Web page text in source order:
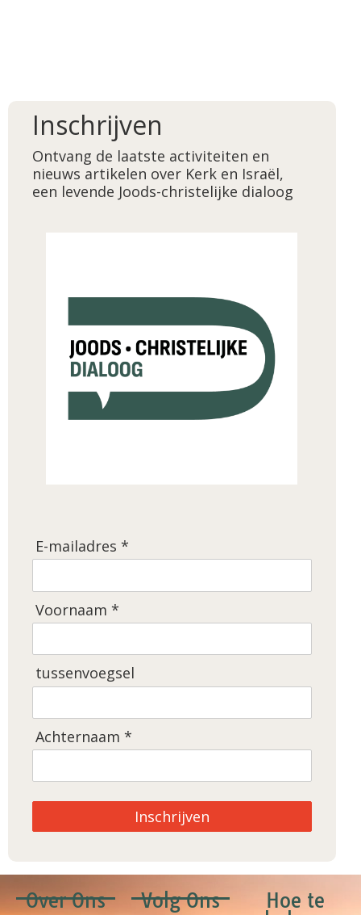
Inschrijven
Ontvang de laatste activiteiten en
nieuws artikelen over Kerk en Israël,
een levende Joods-christelijke dialoog
E-mailadres *
Voornaam *
tussenvoegsel
Achternaam *
Inschrijven
Over Ons Volg Ons
Hoe te